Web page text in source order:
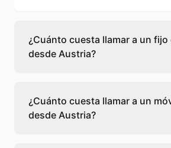
¿Cuánto cuesta llamar a un fijo
desde Austria?
0,46 €/min con Teléfono
precio exacto antes de marcar
sepas qué vas a gastar.
¿Cuánto cuesta llamar a un
desde Austria?